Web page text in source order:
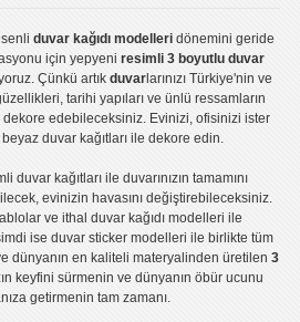
duvar kağıdı modelleridönemini geride
için yepyeniresimli 3 boyutlu duvar
Çünkü artık duvarlarınızı Türkiye'nin ve
tarihi yapıları ve ünlü ressamların
edebileceksiniz. Evinizi, ofisinizi ister
duvar kağıtlarıile dekore edin.
duvar kağıtları ile duvarınızın tamamını
evinizin havasını değiştirebileceksiniz.
lar veithal duvar kağıdı modelleri ile
iseduvar sticker modelleri ile birlikte tüm
dünyanın en kaliteli materyalinden üretilen 3
keyfini sürmenin ve dünyanın öbür ucunu
getirmenin tam zamanı.